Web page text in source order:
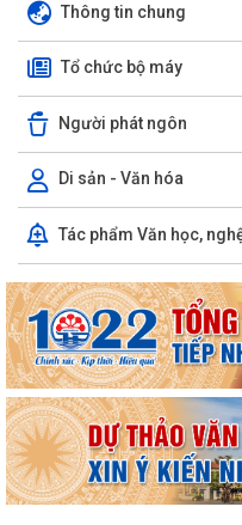
Thông tin chung
Tổ chức bộ máy
Người phát ngôn
Di sản - Văn hóa
Tác phẩm Văn học,
KHAI MẠC GIẢI BÓNG ĐÁ U10
Xã Trường Tân triển khai
sức khỏe điện tử trên VNeID
Kỷ niệm 96 năm Ngày
(01/8/1930 - 01/8/2026) Tiếp
PHÁT HUY VAI TRÒ NHÂN
THƯỢNG TÔN PHÁP LUẬT.